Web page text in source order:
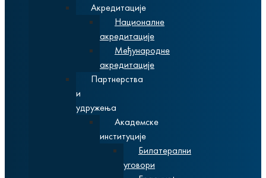
Акредитације
Националне
акредитације
Међународне
акредитације
Партнерства
и
удружења
Академске
институције
Билатерални
уговори